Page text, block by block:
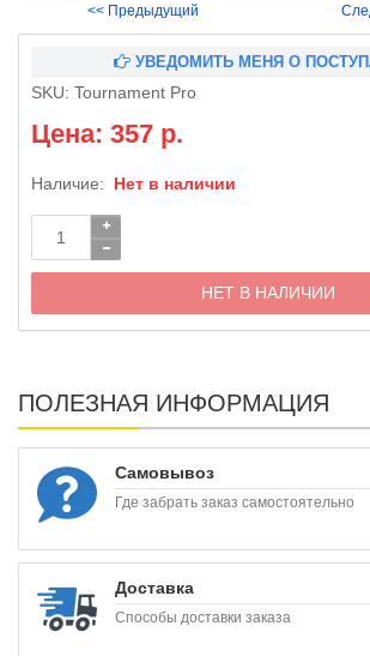
<< Предыдущий
УВЕДОМИТЬ МЕНЯ О
SKU: Tournament Pro
Цена: 357 р.
Наличие: Нет в наличии
НЕТ В НАЛИЧИИ
ПОЛЕЗНАЯ ИНФОРМАЦИЯ
Самовывоз
Где забрать заказ самостоятельно
Доставка
Способы доставки заказа